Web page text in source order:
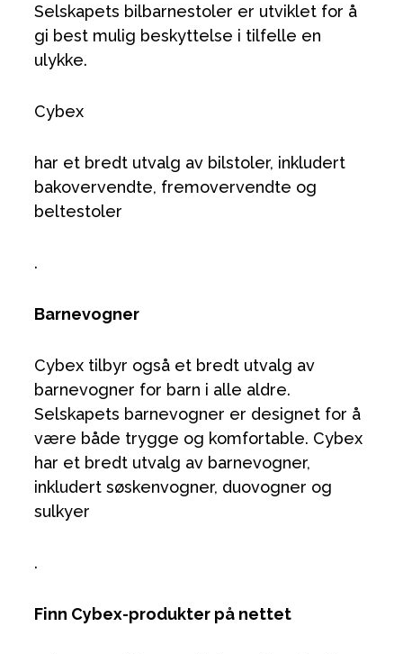
Selskapets bilbarnestoler er utviklet for å
gi best mulig beskyttelse i tilfelle en
ulykke.
Cybex
har et bredt utvalg av bilstoler, inkludert
bakovervendte, fremovervendte og
beltestoler
.
Barnevogner
Cybex tilbyr også et bredt utvalg av
barnevogner for barn i alle aldre.
Selskapets barnevogner er designet for å
være både trygge og komfortable. Cybex
har et bredt utvalg av barnevogner,
inkludert søskenvogner, duovogner og
sulkyer
.
Finn Cybex-produkter på nettet